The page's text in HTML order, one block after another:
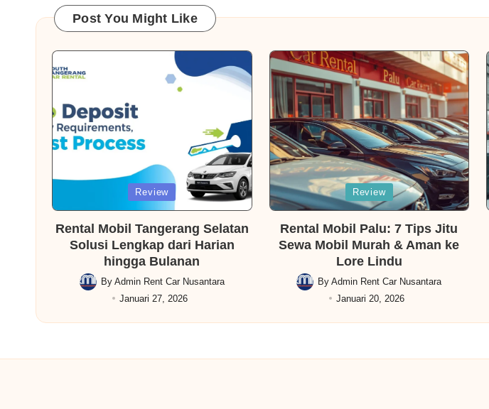
Post You Might Like
in
Review
Rental Mobil Tangerang Selatan
Solusi Lengkap dari Harian
hingga Bulanan
Posted
By Admin Rent Car Nusantara
Januari 27, 2026
Posted
in
Review
Rental Mobil Palu: 7 Tips Jitu
Sewa Mobil Murah & Aman ke
Lore Lindu
Posted
ByAdmin Rent Car Nusantara
Januari 20, 2026